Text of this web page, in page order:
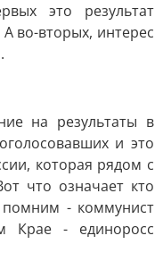
это результат
во-вторых, интерес
на результаты в
и это
которая рядом с
что означает кто
помним - коммунист
Крае - единоросс